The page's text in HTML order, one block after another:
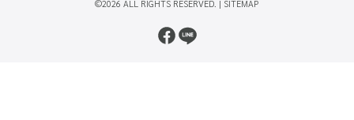
©2026 ALL RIGHTS RESERVED. | SITEMAP